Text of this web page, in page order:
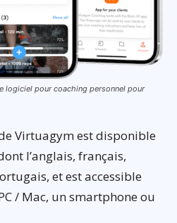
logiciel pour coaching personnel pour
Virtuagym est disponible
l’anglais, français,
et est accessible
/ Mac, un smartphone ou